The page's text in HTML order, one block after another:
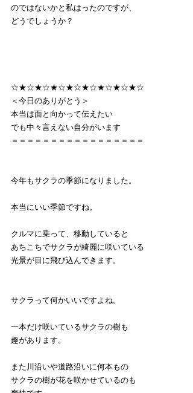
のではないかと私はったのですが、
どうでしょうか？
☆★☆★☆★☆★☆★☆★☆★☆★☆
＜今日のありがとう＞
本当は面と向かって伝えたい
でも中々言えない自分がいます
＝＝＝＝＝＝＝＝＝＝＝＝＝＝＝＝＝
今年もサクラの季節になりました。
本当にいい季節ですね。
クルマに乗って、移動していると
あちこちでサクラが綺麗に咲いている
光景が目に飛び込んできます。
サクラって何かいいですよね。
一本だけ咲いているサクラの樹も
趣があります。
また川沿いや道路沿いに何本もの
サクラの樹が花を咲かせているのも